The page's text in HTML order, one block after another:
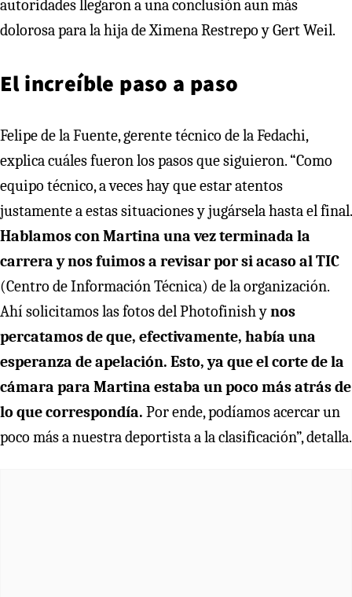
autoridades llegaron a una conclusión aun más
dolorosa para la hija de Ximena Restrepo y Gert Weil.
El increíble paso a paso
Felipe de la Fuente, gerente técnico de la Fedachi,
explica cuáles fueron los pasos que siguieron. “Como
equipo técnico, a veces hay que estar atentos
justamente a estas situaciones y jugársela hasta el final.
Hablamos con Martina una vez terminada la
carrera y nos fuimos a revisar por si acaso al TIC
(Centro de Información Técnica) de la organización.
Ahí solicitamos las fotos del Photofinish ynos
percatamos de que, efectivamente, había una
esperanza de apelación. Esto, ya que el corte de la
cámara para Martina estaba un poco más atrás de
lo que correspondía. Por ende, podíamos acercar un
poco más a nuestra deportista a la clasificación”, detalla.